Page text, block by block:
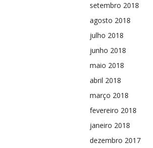
setembro 2018
agosto 2018
julho 2018
junho 2018
maio 2018
abril 2018
março 2018
fevereiro 2018
janeiro 2018
dezembro 2017